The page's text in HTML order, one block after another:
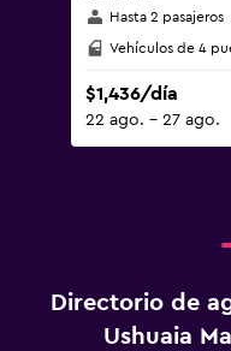
Hasta 2 pasajeros
Vehículos de 4
$1,436/día
22 ago. - 27 ago.
Directorio de
Ushuaia